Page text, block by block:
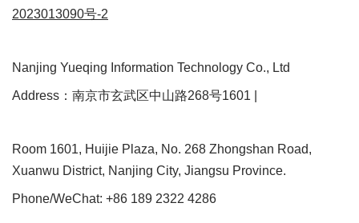
2023013090号-2
Nanjing Yueqing Information Technology Co., Ltd
Address：南京市玄武区中山路268号1601 |
Room 1601, Huijie Plaza, No. 268 Zhongshan Road,
Xuanwu District, Nanjing City, Jiangsu Province.
Phone/WeChat: +86 189 2322 4286